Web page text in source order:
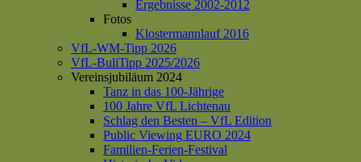
Ergebnisse 2002-2012
Fotos
Klostermannlauf 2016
VfL-WM-Tipp 2026
VfL-BuliTipp 2025/2026
Vereinsjubiläum 2024
Tanz in das 100-Jährige
100 Jahre VfL Lichtenau
Schlag den Besten – VfL Edition
Public Viewing EURO 2024
Familien-Ferien-Festival